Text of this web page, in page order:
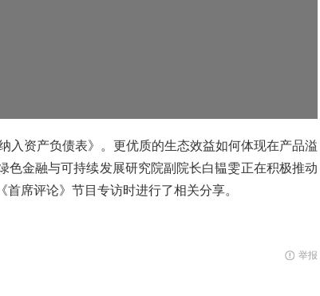
入资产负债表》。更优质的生态效益如何体现在产品溢
色金融与可持续发展研究院副院长白韫雯正在积极推动
席评论》节目专访时进行了相关分享。
举报